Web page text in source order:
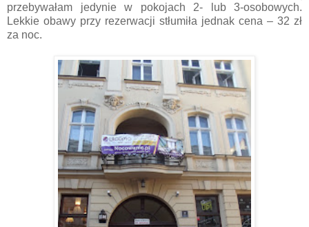
przebywałam jedynie w pokojach 2- lub 3-osobowych.
Lekkie obawy przy rezerwacji stłumiła jednak cena – 32 zł
za noc.